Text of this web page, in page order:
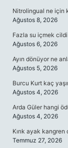
Nitrolingual ne için
Ağustos 8, 2026
Fazla su içmek
Ağustos 6, 2026
Ayın dönüyor ne
Ağustos 5, 2026
Burcu Kurt kaç
Ağustos 4, 2026
Arda Güler hangi
Ağustos 4, 2026
Kırık ayak kangren
Temmuz 27, 2026